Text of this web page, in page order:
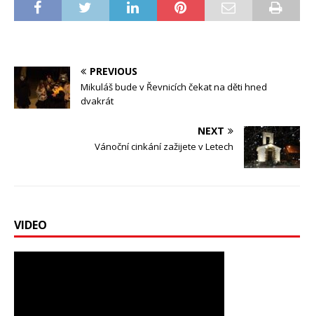
PREVIOUS
Mikuláš bude v Řevnicích čekat na děti hned
dvakrát
NEXT
Vánoční cinkání zažijete v Letech
VIDEO